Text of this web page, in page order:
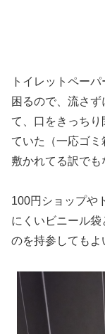
トイレットペー
困るので、流さ
て、口をきっち
ていた（一応ゴ
敷かれてる訳でも
100円ショップや
にくいビニール
のを持参してもよ